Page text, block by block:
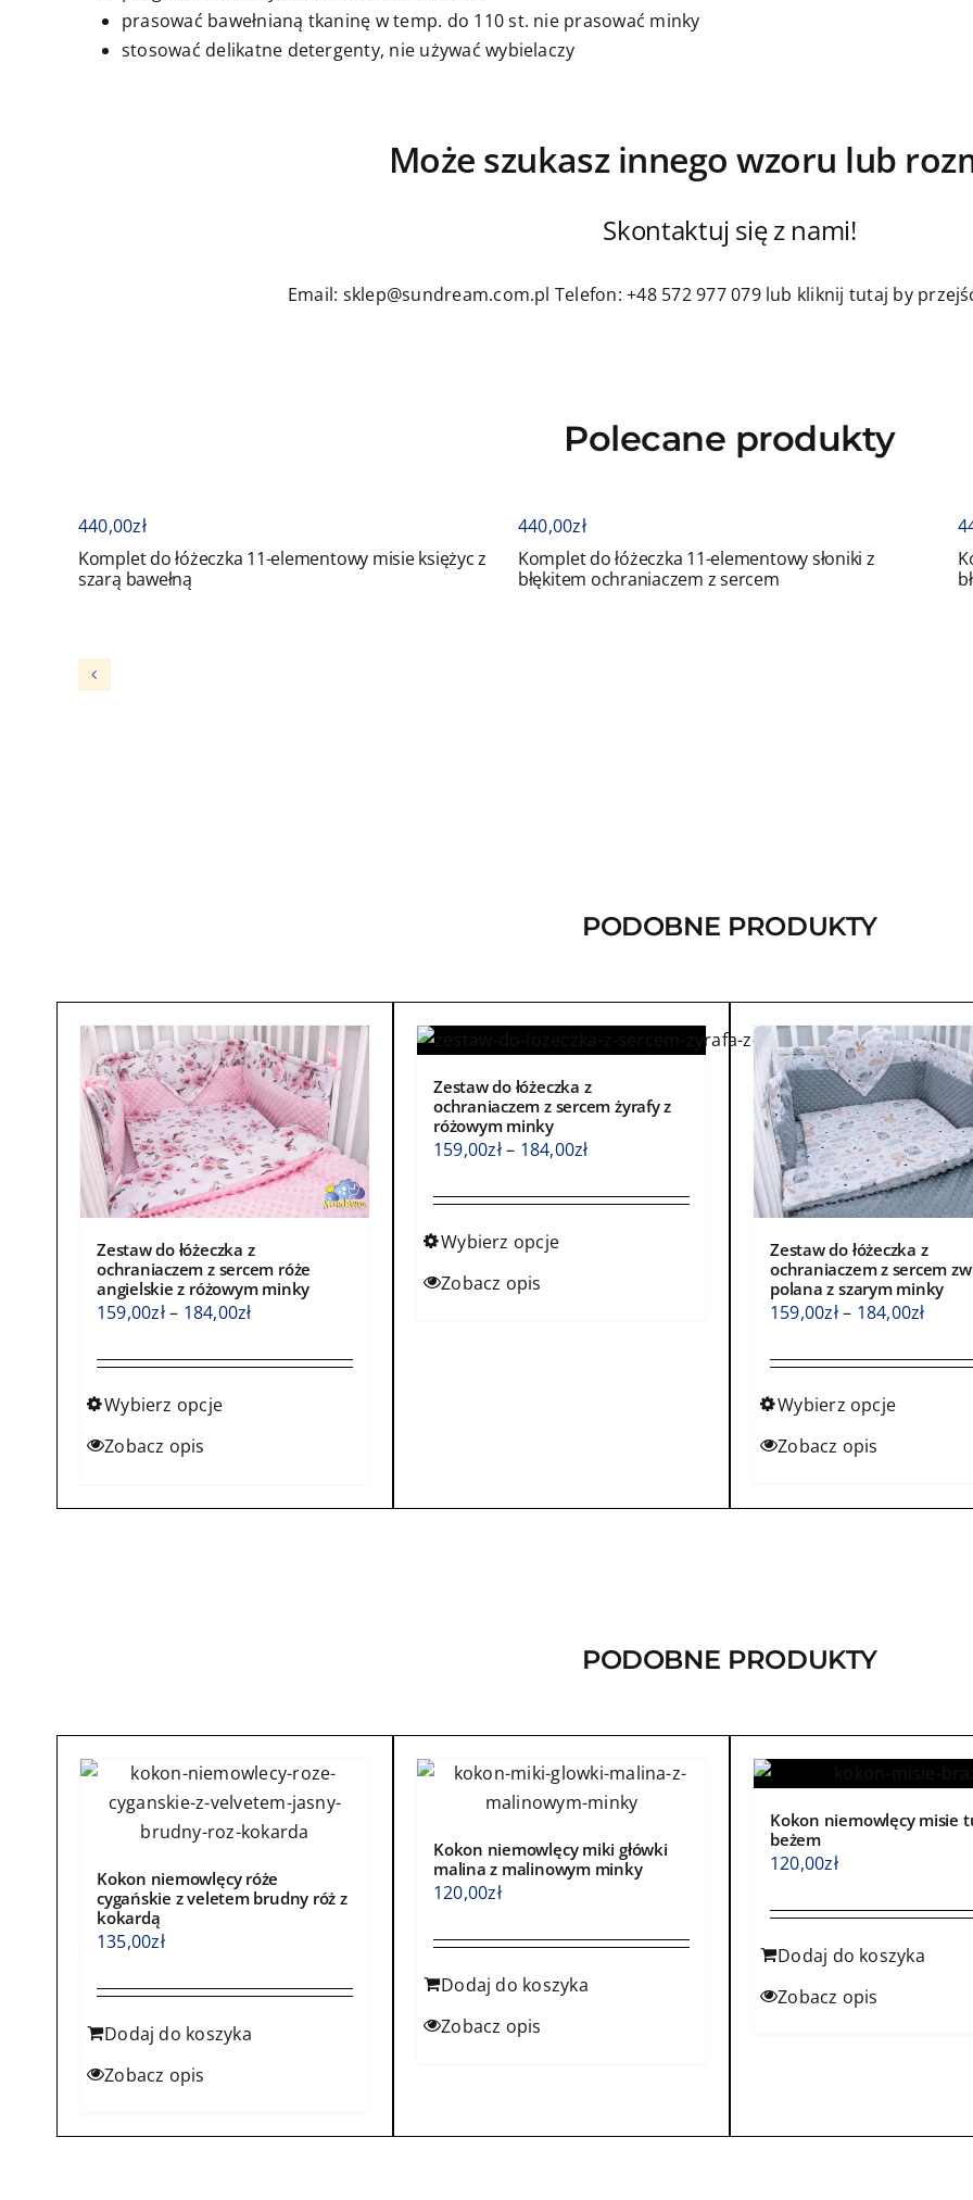
prasować bawełnianą tkaninę w temp. do 110 st. nie prasować minky
stosować delikatne detergenty, nie używać wybielaczy
Może szukasz innego wzoru lub
Skontaktuj się z nami!
Email: sklep@sundream.com.pl Telefon: +48 572 977 079 lub kliknij tutaj by
Polecane produkty
do łóżeczka 11-elementowy misie księżyc z
Komplet do łóżeczka 11-elementowy słoniki z
błękitem ochraniaczem z sercem
Komplet do
błękitem
PODOBNE PRODUKTY
Zestaw do łóżeczka z
ochraniaczem z sercem róże
angielskie z różowym minky
159,00zł– 184,00złZakres
od
Wybierz opcje
Ten
produktu
Zobacz opis
Zestaw do łóżeczka z
ochraniaczem z sercem żyrafy z
różowym minky
159,00zł– 184,00złZakres
od
Wybierz opcje
Ten
na
Zobacz opis
Zestaw do łóżeczka z
ochraniaczem z sercem
polana z szarym minky
159,00zł– 184,00złZakres
od
Wybierz opcje
Ten
na
produktu
Zobacz opis
PODOBNE PRODUKTY
Kokon niemowlęcy róże
cygańskie z veletem brudny róż z
kokardą
135,00zł
Dodaj do koszyka
Zobacz opis
Kokon niemowlęcy miki główki
malina z malinowym minky
120,00zł
Dodaj do koszyka
Zobacz opis
Kokon niemowlęcy misie
beżem
120,00zł
Dodaj do koszyka
Zobacz opis